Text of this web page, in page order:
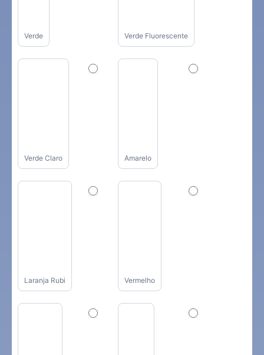
Verde Verde Fluorescente
Verde Claro Amarelo
Laranja Rubi Vermelho